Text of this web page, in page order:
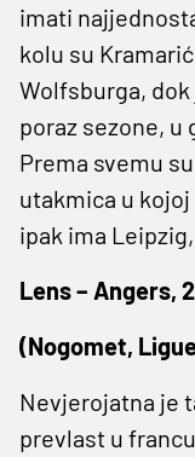
imati
kolu su
Wolfsburga,
poraz sezone, u
Prema svemu
utakmica u
ipak ima
Lens – Angers,
(Nogomet,
Nevjerojatna je
prevlast u